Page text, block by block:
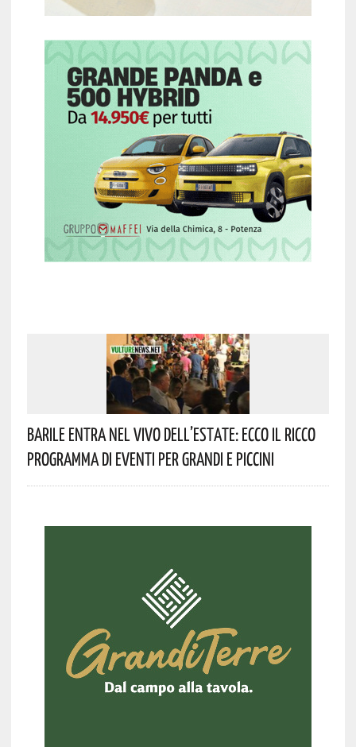
Barile Entra Nel Vivo Dell’estate: Ecco Il Ricco
Programma Di Eventi Per Grandi E Piccini